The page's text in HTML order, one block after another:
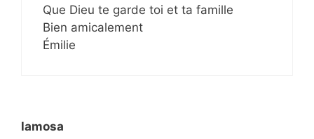
Que Dieu te garde toi et ta famille
Bien amicalement
Émilie
lamosa